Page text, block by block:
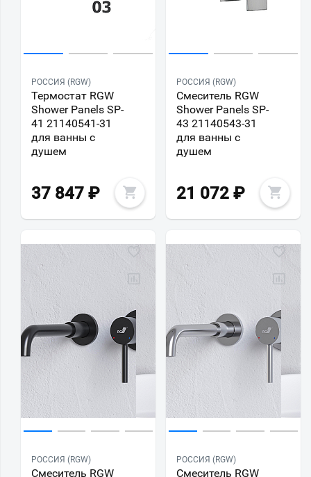
РОССИЯ (RGW)
Термостат RGW
Shower Panels SP-
41 21140541-31
для ванны с
душем
37 847 ₽
РОССИЯ (RGW)
Смеситель RGW
Shower Panels SP-
43 21140543-31
для ванны с
душем
21 072 ₽
РОССИЯ (RGW)
Смеситель RGW
РОССИЯ (RGW)
Смеситель RGW